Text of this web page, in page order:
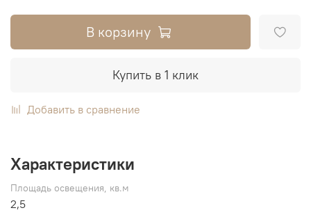
В корзину
Купить в 1 клик
Добавить в сравнение
Характеристики
Площадь освещения, кв.м
2,5